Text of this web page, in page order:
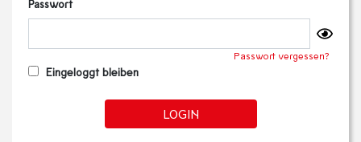
Passwort
Passwort vergessen?
Eingeloggt bleiben
LOGIN